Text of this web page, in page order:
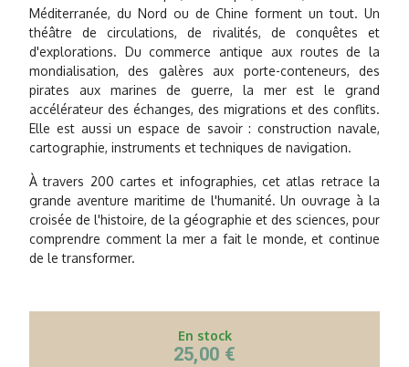
Méditerranée, du Nord ou de Chine forment un tout. Un
théâtre de circulations, de rivalités, de conquêtes et
d'explorations. Du commerce antique aux routes de la
mondialisation, des galères aux porte-conteneurs, des
pirates aux marines de guerre, la mer est le grand
accélérateur des échanges, des migrations et des conflits.
Elle est aussi un espace de savoir : construction navale,
cartographie, instruments et techniques de navigation.
À travers 200 cartes et infographies, cet atlas retrace la
grande aventure maritime de l'humanité. Un ouvrage à la
croisée de l'histoire, de la géographie et des sciences, pour
comprendre comment la mer a fait le monde, et continue
de le transformer.
En stock
25,00 €